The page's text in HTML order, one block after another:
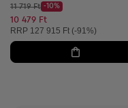
Kezdő ár:
11 719 Ft
Discount Price:
-10%
Csökkentett ár:
10 479 Ft
Ajánlott ár:
RRP 127 915 Ft (-91%)